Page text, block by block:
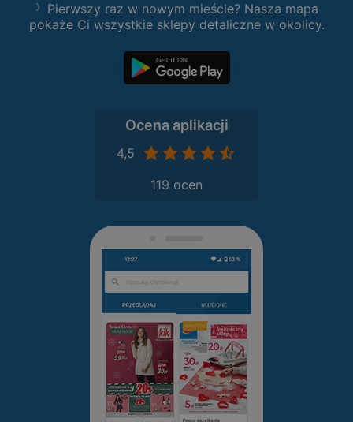
Pierwszy raz w nowym mieście? Nasza mapa
pokaże Ci wszystkie sklepy detaliczne w okolicy.
Ocena aplikacji
4,5
119 ocen